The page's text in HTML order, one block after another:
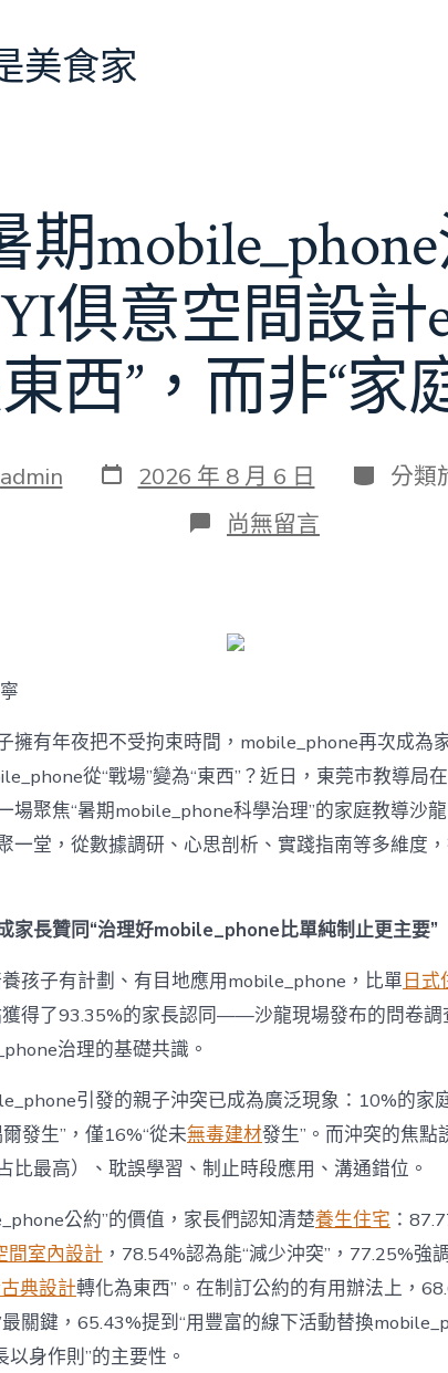
美食家
俱意空間設計
西”，而非“家
admin 發
表
2026 年 8 月 6 日 分
類
分類
在
〈若
暑
期
難
題？
讓
mobilJIUYI
俱
意
設
計
成
為
“成
西”，
而
非
“家
庭
戰
場”〉
中
尚無留言
擁有年夜把不受拘束時間，mobile_phone再次成為
從“戰場”變為“東西”？近日，東莞市教導局
場聚焦“暑期mobile_phone科學治理”的家庭教導沙
一堂，從數據調研、心思剖析、實踐指南等多維度
家長贊同“治理好mobile_phone比單純制止更主要”
孩子有計劃、有目地應用mobile_phone，比單日式
獲得了93.35%的家長認同——沙龍現場發布的問卷調
治理的基礎共識。
引發的親子沖突已成為廣泛現象：10%的家
爾發生”，僅16%“從未無毒建材發生”。而沖突的焦點
比最高）、耽誤學習、制止時段應用、溝通錯位。
公約”的價值，家長們認知清楚養生住宅 ：
間室內設計 ，78.54%認為能“減少沖突”，77.25%強
典設計轉化為東西”。在制訂公約的有用辦法上，
關鍵，65.43%提到“用豐富的線下活動替換
身作則”的主要性。